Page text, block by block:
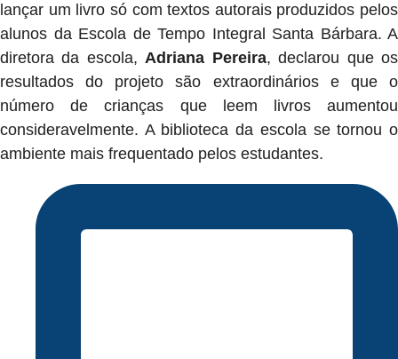
lançar um livro só com textos autorais produzidos pelos
alunos da Escola de Tempo Integral Santa Bárbara. A
diretora da escola,Adriana Pereira, declarou que os
resultados do projeto são extraordinários e que o
número de crianças que leem livros aumentou
consideravelmente. A biblioteca da escola se tornou o
ambiente mais frequentado pelos estudantes.